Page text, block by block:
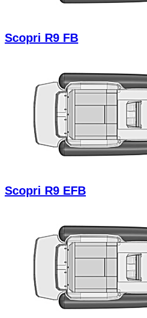
Scopri R9 FB
Scopri R9 EFB